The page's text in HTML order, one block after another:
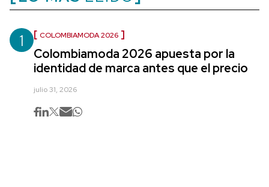
1 COLOMBIAMODA 2026
Colombiamoda 2026 apuesta por la
identidad de marca antes que el precio
julio 31, 2026